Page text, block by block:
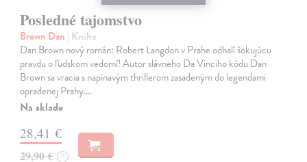
Posledné tajomstvo
Brown Dan | Kniha
Dan Brown nový román: Robert Langdon v Prahe odhalí šokujúcu
pravdu o ľudskom vedomí! Autor slávneho Da Vinciho kódu Dan
Brown sa vracia s napínavým thrillerom zasadeným do legendami
opradenej Prahy.…
Na sklade
28,41 €
29,90 € ?